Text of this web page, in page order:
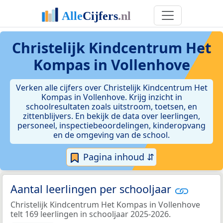
Christelijk Kindcentrum Het
Kompas in Vollenhove
Verken alle cijfers over Christelijk Kindcentrum Het
Kompas in Vollenhove. Krijg inzicht in
schoolresultaten zoals uitstroom, toetsen, en
zittenblijvers. En bekijk de data over leerlingen,
personeel, inspectiebeoordelingen, kinderopvang
en de omgeving van de school.
Pagina inhoud ⇵
Aantal leerlingen per schooljaar
Christelijk Kindcentrum Het Kompas in Vollenhove
telt 169 leerlingen in schooljaar 2025-2026.